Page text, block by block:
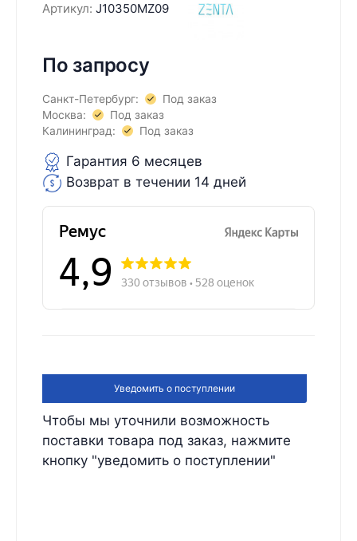
Артикул: J10350MZ09
По запросу
Санкт-Петербург:
Под заказ
Москва:
Под заказ
Калининград:
Под заказ
Гарантия 6 месяцев
Возврат в течении 14 дней
Уведомить о поступлении
Чтобы мы уточнили возможность
поставки товара под заказ, нажмите
кнопку "уведомить о поступлении"